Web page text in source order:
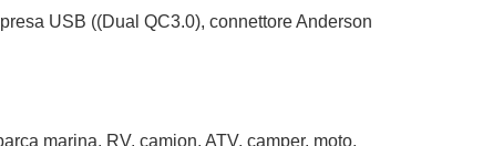
USB ((Dual QC3.0), connettore Anderson
marina, RV, camion, ATV, camper, moto,